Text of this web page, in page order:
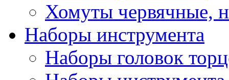
Хомуты червячные,
Наборы инструмента
Наборы головок